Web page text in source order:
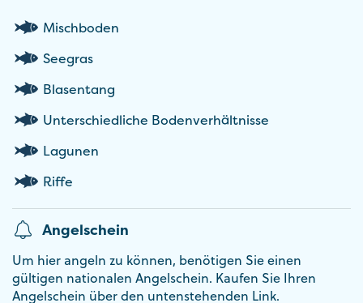
Mischboden
Seegras
Blasentang
Unterschiedliche Bodenverhältnisse
Lagunen
Riffe
Angelschein
Um hier angeln zu können, benötigen Sie einen
gültigen nationalen Angelschein. Kaufen Sie Ihren
Angelschein über den untenstehenden Link.